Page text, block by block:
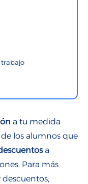
trabajo
a tu medida
los alumnos que
a
Para más